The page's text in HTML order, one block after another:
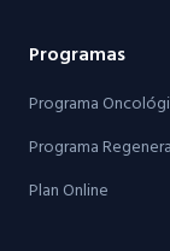
Programas
Programa
Programa
Plan Online